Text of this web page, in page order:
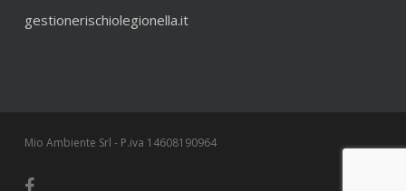
gestionerischiolegionella.it
Mio Ambiente Srl - P.iva 14608190964
facebook